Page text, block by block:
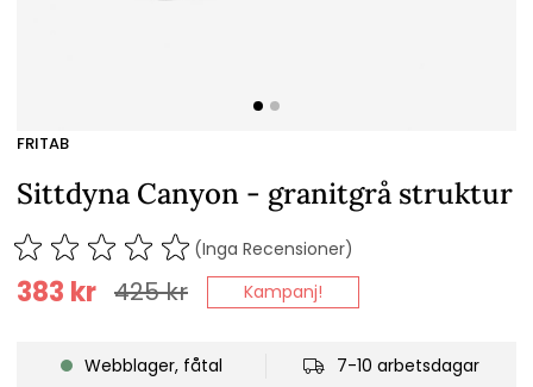
FRITAB
Sittdyna Canyon - granitgrå struktur
(Inga Recensioner)
425kr
383 kr Kampanj!
Webblager, fåtal 7-10 arbetsdagar